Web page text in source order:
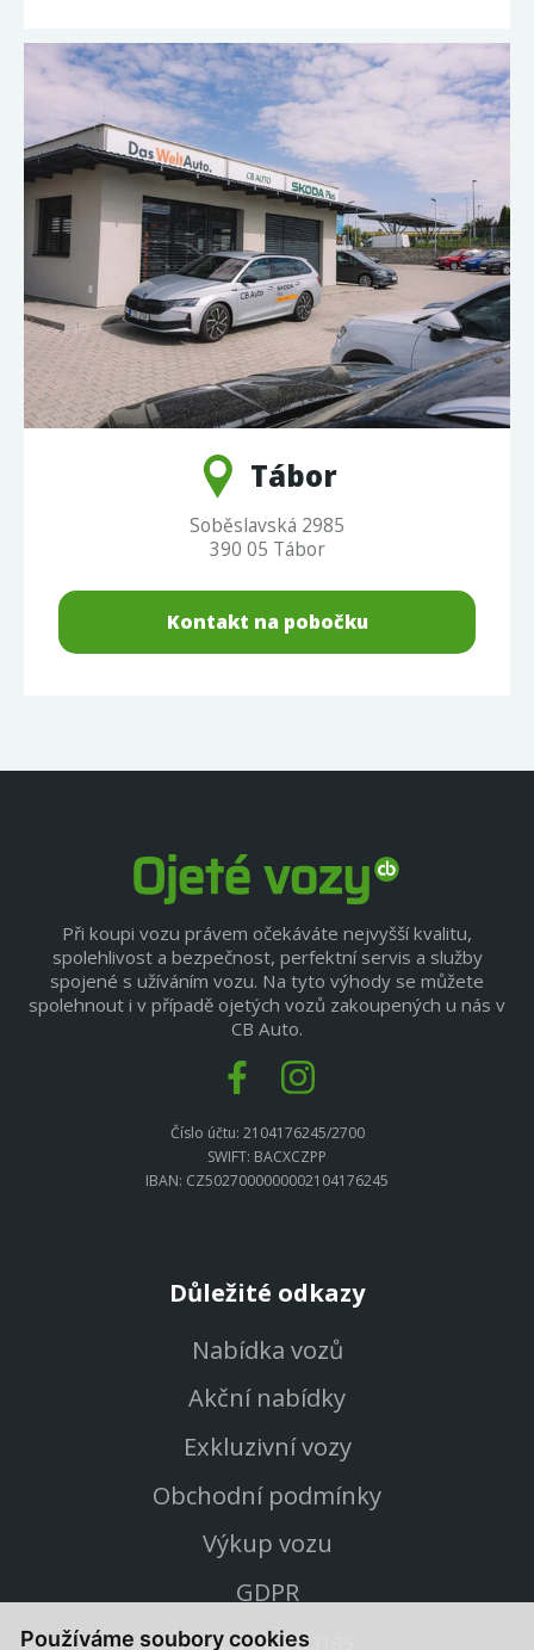
Používáme soubory cookies
Tábor
Soběslavská 2985
390 05 Tábor
Kontakt na pobočku
Při koupi vozu právem očekáváte nejvyšší kvalitu,
spolehlivost a bezpečnost, perfektní servis a služby
spojené s užíváním vozu. Na tyto výhody se můžete
spolehnout i v případě ojetých vozů zakoupených u nás v
CB Auto.
Číslo účtu: 2104176245/2700
SWIFT: BACXCZPP
IBAN: CZ5027000000002104176245
Důležité odkazy
Nabídka vozů
Akční nabídky
Exkluzivní vozy
Obchodní podmínky
Výkup vozu
GDPR
Proč vůz od nás